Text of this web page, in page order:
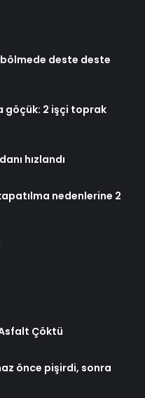
deste deste
göçük: 2 işçi toprak
hızlandı
nedenlerine 2
Çöktü
önce pişirdi, sonra